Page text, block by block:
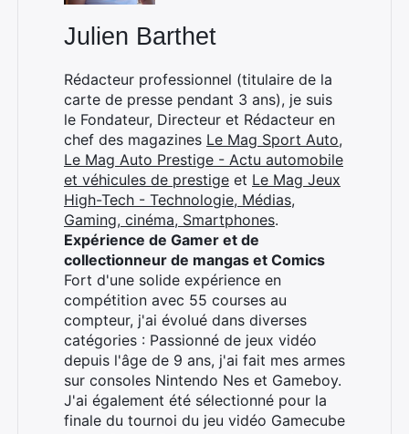
Julien Barthet
Rédacteur professionnel (titulaire de la
carte de presse pendant 3 ans), je suis
le Fondateur, Directeur et Rédacteur en
chef des magazines Le Mag Sport Auto,
Le Mag Auto Prestige - Actu automobile
et véhicules de prestige et Le Mag Jeux
High-Tech - Technologie, Médias,
Gaming, cinéma, Smartphones.
Expérience de Gamer et de
collectionneur de mangas et Comics
Fort d'une solide expérience en
compétition avec 55 courses au
compteur, j'ai évolué dans diverses
catégories : Passionné de jeux vidéo
depuis l'âge de 9 ans, j'ai fait mes armes
sur consoles Nintendo Nes et Gameboy.
J'ai également été sélectionné pour la
finale du tournoi du jeu vidéo Gamecube
Rechercher
: